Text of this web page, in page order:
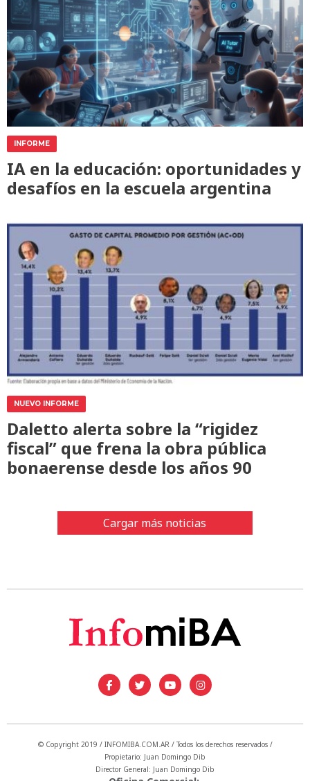
INFORME
IA en la educación: oportunidades y
desafíos en la escuela argentina
NUEVO INFORME
Daletto alerta sobre la “rigidez
fiscal” que frena la obra pública
bonaerense desde los años 90
Cargar más noticias
© Copyright 2019 / INFOMIBA.COM.AR / Todos los derechos reservados /
Propietario: Juan Domingo Dib
Director General: Juan Domingo Dib